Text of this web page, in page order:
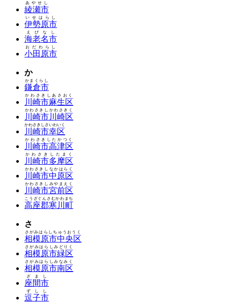
綾瀬市
あやせし
伊勢原市
いせはらし
海老名市
えびなし
小田原市
おだわらし
か
鎌倉市
かまくらし
川崎市麻生区
かわさきしあさおく
川崎市川崎区
かわさきしかわさきく
川崎市幸区
かわさきしさいわいく
川崎市高津区
かわさきしたかつく
川崎市多摩区
かわさきしたまく
川崎市中原区
かわさきしなかはらく
川崎市宮前区
かわさきしみやまえく
高座郡寒川町
こうざぐんさむかわまち
さ
相模原市中央区
さがみはらしちゅうおうく
相模原市緑区
さがみはらしみどりく
相模原市南区
さがみはらしみなみく
座間市
ざまし
逗子市
ずしし